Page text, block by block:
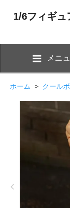
1/6フィギュ
メニ
ホーム > クール